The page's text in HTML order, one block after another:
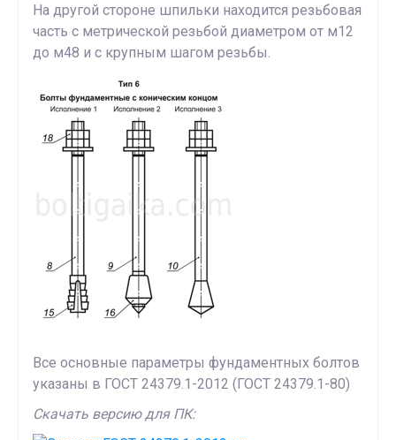
На другой стороне шпильки находится резьбовая
часть с метрической резьбой диаметром от м12
до м48 и с крупным шагом резьбы.
Все основные параметры фундаментных болтов
указаны в ГОСТ 24379.1-2012 (ГОСТ 24379.1-80)
Скачать версию для ПК: